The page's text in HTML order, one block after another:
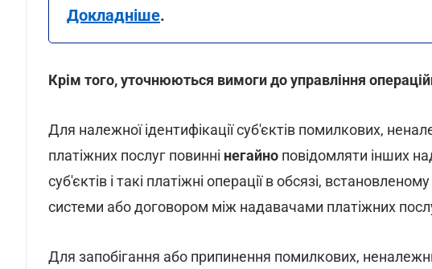
Докладніше.
Крім того, уточнюються вимоги до управління
Для належної ідентифікації суб'єктів помилкових,
платіжних послуг повинні негайно повідомляти інших
суб'єктів і такі платіжні операції в обсязі,
системи або договором між надавачами платіжних
Для запобігання або припинення помилкових,